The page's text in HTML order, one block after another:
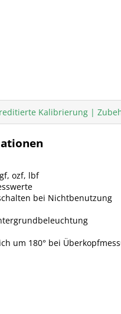
Kalibrierung |
ozf, lbf
bei Nichtbenutzung
um 180° bei